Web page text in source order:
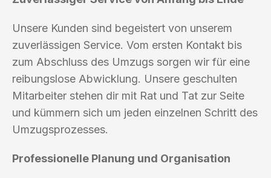
Unsere Kunden sind begeistert von unserem
zuverlässigen Service. Vom ersten Kontakt bis
zum Abschluss des Umzugs sorgen wir für eine
reibungslose Abwicklung. Unsere geschulten
Mitarbeiter stehen dir mit Rat und Tat zur Seite
und kümmern sich um jeden einzelnen Schritt des
Umzugsprozesses.
Professionelle Planung und Organisation